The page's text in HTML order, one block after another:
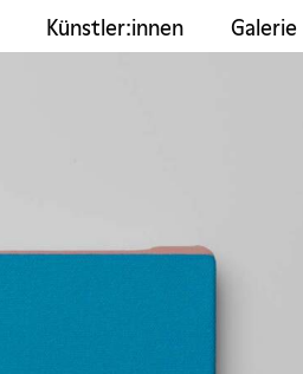
Künstler:innen Galerie